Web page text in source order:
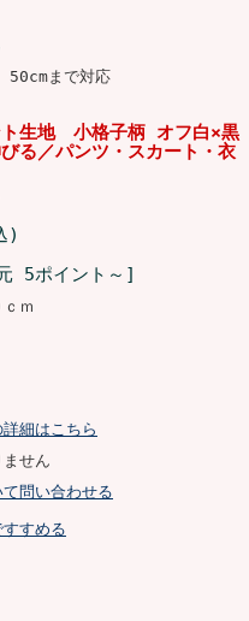
50cmまで対応
ト生地 小格子柄 オフ白×黒
る／パンツ・スカート・衣
)
5ポイント～]
ｍ
細はこちら
せん
問い合わせる
すめる